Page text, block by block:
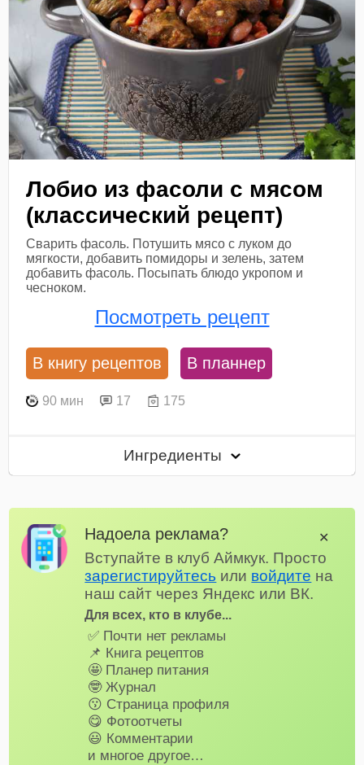
Лобио из фасоли с мясом
(классический рецепт)
Сварить фасоль. Потушить мясо с луком до
мягкости, добавить помидоры и зелень, затем
добавить фасоль. Посыпать блюдо укропом и
чесноком.
Посмотреть рецепт
В книгу рецептов В планнер
90 мин 17 175
Ингредиенты
Надоела реклама?
Вступайте в клуб Аймкук. Просто
зарегистируйтесь или войдите на
наш сайт через Яндекс или ВК.
Для всех, кто в клубе...
✅ Почти нет рекламы
📌 Книга рецептов
🤩 Планер питания
🤓 Журнал
😗 Страница профиля
😋 Фотоотчеты
😃 Комментарии
и многое другое…
✕